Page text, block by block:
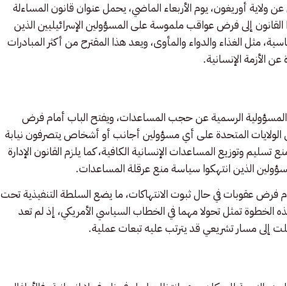
ولاية أوريغون، يوم الأربعاء الماضي، يحمل عنوان قانون المساءلة
إلى فرض عواقب ملموسة على المسؤولين الإسرائيليين الذين
مثل الغذاء والدواء والمأوى، ويعد هذا المقترح من أكثر المبادرات
الأزمة الإنسانية.
المسؤولية الرسمية عن حجب المساعدات، ويفتح الباب أمام فرض
الولايات المتحدة على أي مسؤولين أجانب أو أشخاص يتصرفون نيابة
وتوزيع المساعدات الإنسانية الكافية، كما يلزم القانون الإدارة
الذين انتهكوا سياسة منع عرقلة المساعدات.
فرض عقوبات في حال ثبوت الانتهاكات، ما يضع السلطة التنفيذية تحت
تمثل تحولا مهما في الخطاب السياسي الأمريكي، إذ لم تعد
إلى مسار تشريعي قد يترتب عليه تبعات عملية.